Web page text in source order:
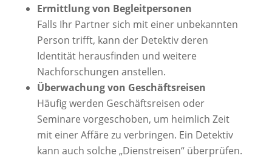
Ermittlung von Begleitpersonen
Falls Ihr Partner sich mit einer unbekannten
Person trifft, kann der Detektiv deren
Identität herausfinden und weitere
Nachforschungen anstellen.
Überwachung von Geschäftsreisen
Häufig werden Geschäftsreisen oder
Seminare vorgeschoben, um heimlich Zeit
mit einer Affäre zu verbringen. Ein Detektiv
kann auch solche „Dienstreisen“ überprüfen.